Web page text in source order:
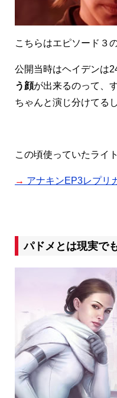
こちらはエピソード３
公開当時はヘイデンは
う顔が出来るのって、
ちゃんと演じ分けてるし
この頃使っていたライ
→ アナキンEP3レプリ
パドメとは現実で